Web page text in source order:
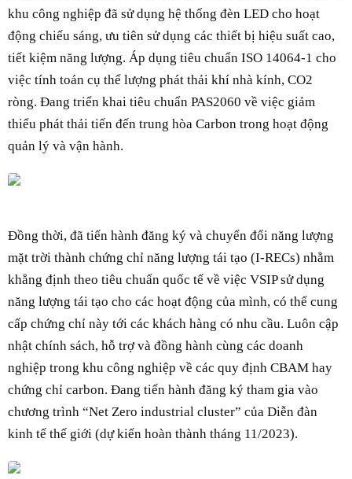
khu công nghiệp đã sử dụng hệ thống đèn LED cho hoạt
động chiếu sáng, ưu tiên sử dụng các thiết bị hiệu suất cao,
tiết kiệm năng lượng. Áp dụng tiêu chuẩn ISO 14064-1 cho
việc tính toán cụ thể lượng phát thải khí nhà kính, CO2
ròng. Đang triển khai tiêu chuẩn PAS2060 về việc giảm
thiểu phát thải tiến đến trung hòa Carbon trong hoạt động
quản lý và vận hành.
Đồng thời, đã tiến hành đăng ký và chuyển đổi năng lượng
mặt trời thành chứng chỉ năng lượng tái tạo (I-RECs) nhằm
khẳng định theo tiêu chuẩn quốc tế về việc VSIP sử dụng
năng lượng tái tạo cho các hoạt động của mình, có thể cung
cấp chứng chỉ này tới các khách hàng có nhu cầu. Luôn cập
nhật chính sách, hỗ trợ và đồng hành cùng các doanh
nghiệp trong khu công nghiệp về các quy định CBAM hay
chứng chỉ carbon. Đang tiến hành đăng ký tham gia vào
chương trình “Net Zero industrial cluster” của Diễn đàn
kinh tế thế giới (dự kiến hoàn thành tháng 11/2023).